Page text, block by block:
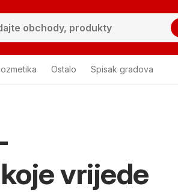
Ostalo Spisak gradova
vrijede